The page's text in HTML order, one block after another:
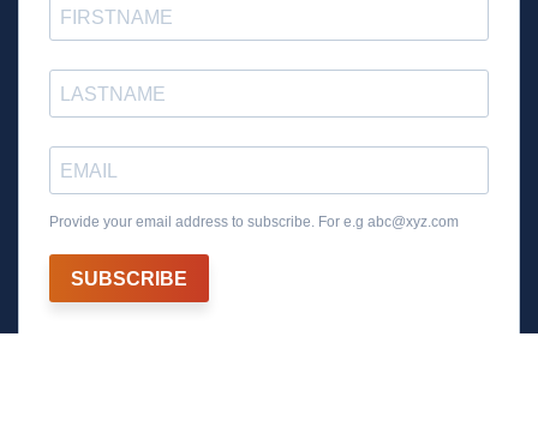
Provide your email address to subscribe. For e.g abc@xyz.com
SUBSCRIBE